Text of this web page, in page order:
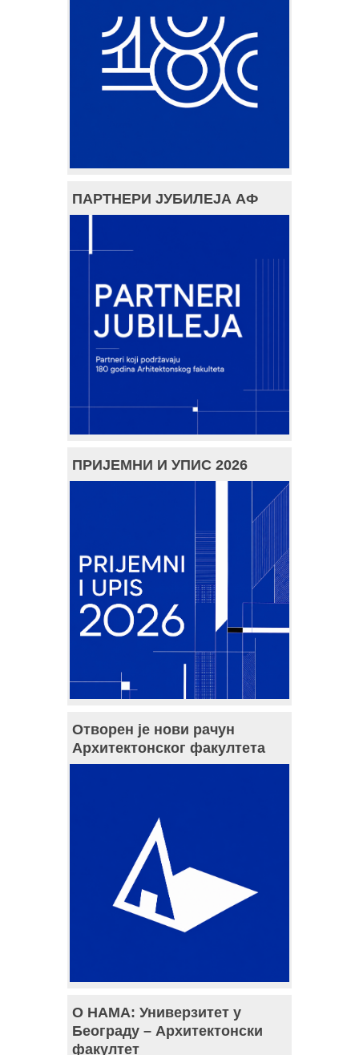
ПАРТНЕРИ ЈУБИЛЕЈА АФ
ПРИЈЕМНИ И УПИС 2026
Отворен је нови рачун
Архитектонског факултета
О НАМА: Универзитет у
Београду – Архитектонски
факултет